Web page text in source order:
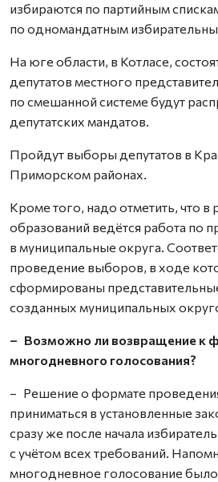
избираются по партийным
по одномандатным
На юге области, в Котласе,
депутатов местного
по смешанной системе будут
депутатских мандатов.
Пройдут выборы депутатов в
Приморском районах.
Кроме того, надо отметить, что
образований ведётся работа по
в муниципальные округа.
проведение выборов, в ходе
сформированы
созданных муниципальных
– Возможно ли возвращение к
многодневного голосования?
– Решение о формате
приниматься в установленные
сразу же после начала
с учётом всех требований.
многодневное голосование